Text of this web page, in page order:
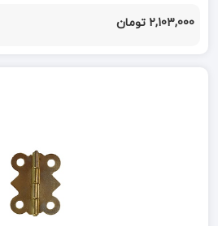
2,103,000 تومان